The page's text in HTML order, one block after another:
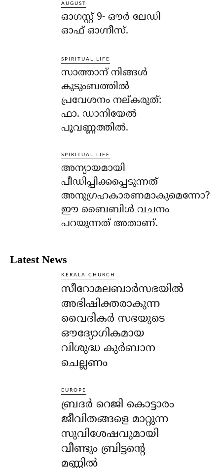
AUGUST
ഓഗസ്റ്റ് 9- ഔര്‍ ലേഡി
ഓഫ് ഓഗ്നീസ്.
SPIRITUAL LIFE
സാത്താന് നിങ്ങള്‍
കുടുംബത്തില്‍
പ്രവേശനം നല്കരുത്:
ഫാ. ഡാനിയേല്‍
പൂവണ്ണത്തില്‍.
SPIRITUAL LIFE
അന്യായമായി
പീഡിപ്പിക്കപ്പെടുന്നത്
അനുഗ്രഹകാരണമാകുമെന്നോ?
ഈ ബൈബിള്‍ വചനം
പറയുന്നത് അതാണ്.
Latest News
KERALA CHURCH
സീറോമലബാർസഭയിൽ
അഭിഷിക്തരാകുന്ന
വൈദികർ സഭയുടെ
ഔദ്യോഗികമായ
വിശുദ്ധ കുർബാന
ചെല്ലണം
EUROPE
ബ്രദർ റെജി കൊട്ടാരം
ജീവിതങ്ങളെ മാറ്റുന്ന
സുവിശേഷവുമായി
വീണ്ടും ബ്രിട്ടന്റെ
മണ്ണിൽ